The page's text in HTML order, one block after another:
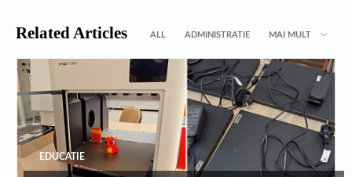
Related Articles ALL ADMINISTRATIE MAI MULT
EDUCATIE